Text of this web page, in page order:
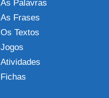
As Palavras
As Frases
Os Textos
Jogos
Atividades
Fichas